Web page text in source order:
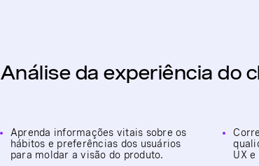
Análise da experiência do
Aprenda informações vitais sobre os
hábitos e preferências dos usuários
para moldar a visão do produto.
UX